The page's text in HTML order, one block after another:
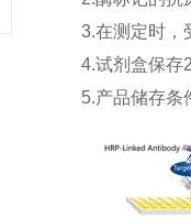
3.在测定时，
4.试剂盒保
5.产品储存条